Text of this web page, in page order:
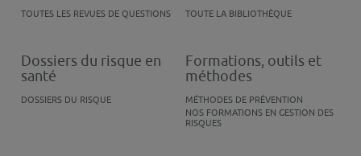
TOUTES LES REVUES DE QUESTIONS TOUTE LA BIBLIOTHÈQUE
Dossiers du risque en
santé
DOSSIERS DU RISQUE
Formations, outils et
méthodes
MÉTHODES DE PRÉVENTION
NOS FORMATIONS EN GESTION DES
RISQUES